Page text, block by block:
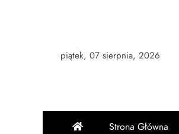
piątek, 07 sierpnia, 2026
Strona Główna